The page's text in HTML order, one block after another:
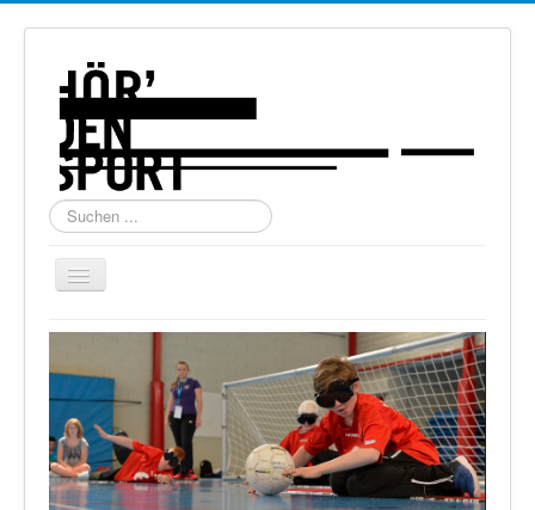
Suchen
...
Navigation
Home
Über uns
Torball
Schießen
Schi Alpin